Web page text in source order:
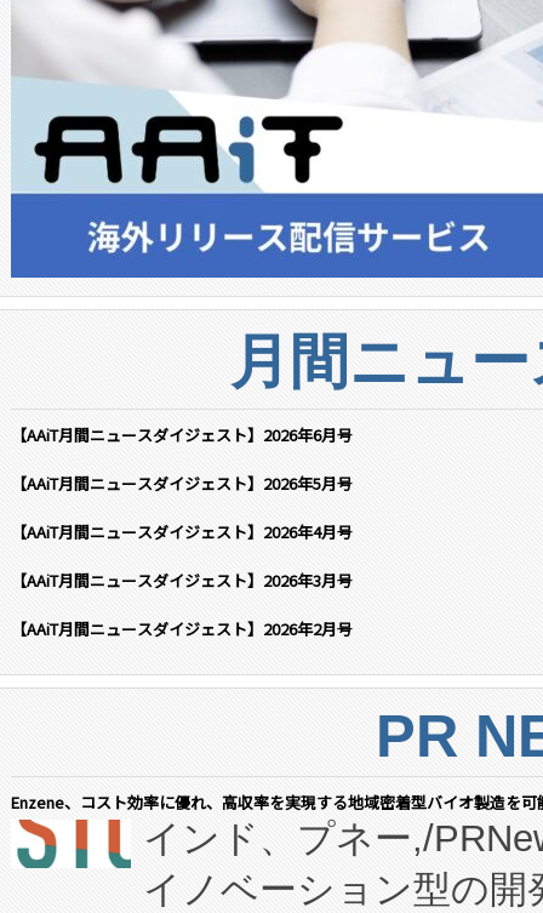
月間ニュ
【AAiT月間ニュースダイジェスト】2026年6月号
【AAiT月間ニュースダイジェスト】2026年5月号
【AAiT月間ニュースダイジェスト】2026年4月号
【AAiT月間ニュースダイジェスト】2026年3月号
【AAiT月間ニュースダイジェスト】2026年2月号
PR
Enzene、コスト効率に優れ、高収率を実現する地域密着型バイオ製造を
インド、プネー,/
イノベーション型の